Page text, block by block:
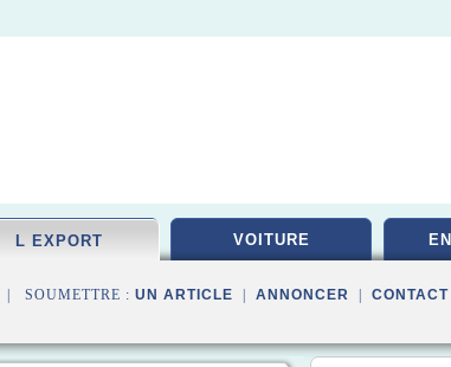
L EXPORT VOITURE
| SOUMETTRE : UN ARTICLE ANNONCER CONTACT